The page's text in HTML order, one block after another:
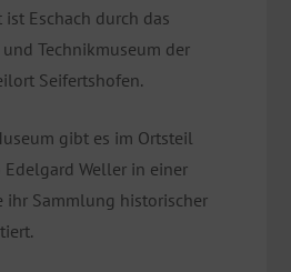
Eschach durch das
Technikmuseum der
Seifertshofen.
gibt es im Ortsteil
Weller in einer
ihr Sammlung historischer